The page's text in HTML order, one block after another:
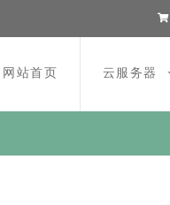
网站首页 云服务器